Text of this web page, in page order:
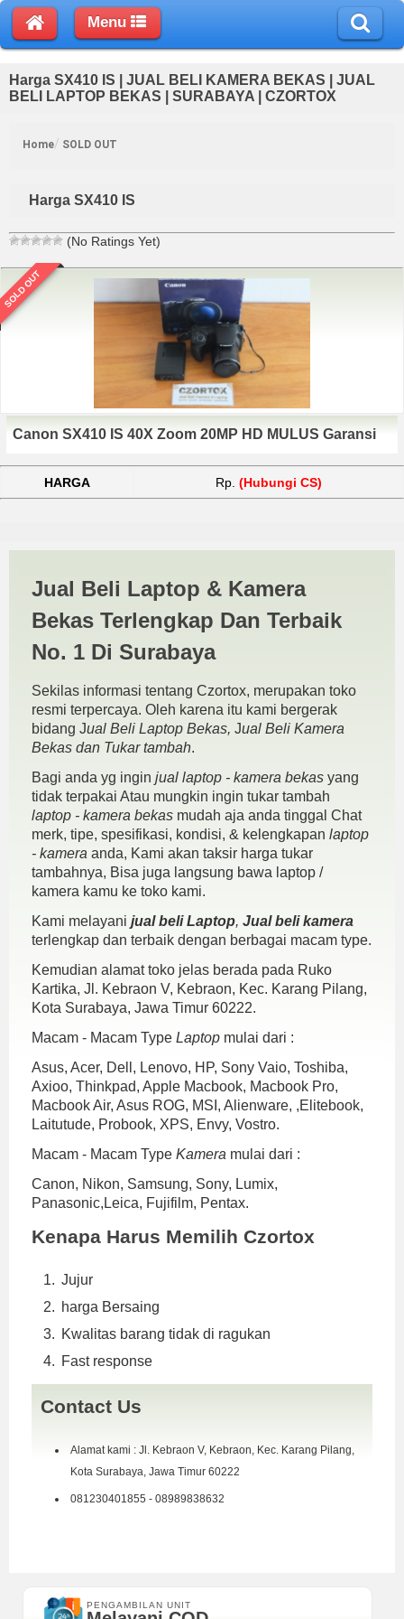
Menu
Harga SX410 IS | JUAL BELI KAMERA BEKAS | JUAL
BELI LAPTOP BEKAS | SURABAYA | CZORTOX
Home SOLD OUT
Harga SX410 IS
(No Ratings Yet)
SOLD OUT
Canon SX410 IS 40X Zoom 20MP HD MULUS Garansi
HARGA Rp. (Hubungi CS)
KAMERA BEKAS | JUAL
BELI LAPTOP BEKAS |
SURABAYA
Jual Beli Laptop & Kamera
Bekas Terlengkap Dan Terbaik
No. 1 Di Surabaya
Sekilas informasi tentang Czortox, merupakan toko
resmi terpercaya. Oleh karena itu kami bergerak
bidang Jual Beli Laptop Bekas, Jual Beli Kamera
Bekas dan Tukar tambah.
Bagi anda yg ingin jual laptop - kamera bekas yang
tidak terpakai Atau mungkin ingin tukar tambah
laptop - kamera bekas mudah aja anda tinggal Chat
merk, tipe, spesifikasi, kondisi, & kelengkapan laptop
- kamera anda, Kami akan taksir harga tukar
tambahnya, Bisa juga langsung bawa laptop /
kamera kamu ke toko kami.
Kami melayani jual beli Laptop, Jual beli kamera
terlengkap dan terbaik dengan berbagai macam type.
Kemudian alamat toko jelas berada pada Ruko
Kartika, Jl. Kebraon V, Kebraon, Kec. Karang Pilang,
Kota Surabaya, Jawa Timur 60222.
Macam - Macam Type Laptop mulai dari :
Asus, Acer, Dell, Lenovo, HP, Sony Vaio, Toshiba,
Axioo, Thinkpad, Apple Macbook, Macbook Pro,
Macbook Air, Asus ROG, MSI, Alienware, ,Elitebook,
Laitutude, Probook, XPS, Envy, Vostro.
Macam - Macam Type Kamera mulai dari :
Canon, Nikon, Samsung, Sony, Lumix,
Panasonic,Leica, Fujifilm, Pentax.
Kenapa Harus Memilih Czortox
Jujur
harga Bersaing
Kwalitas barang tidak di ragukan
Fast response
Contact Us
Alamat kami : Jl. Kebraon V, Kebraon, Kec. Karang Pilang,
Kota Surabaya, Jawa Timur 60222
081230401855 - 08989838632
PENGAMBILAN UNIT